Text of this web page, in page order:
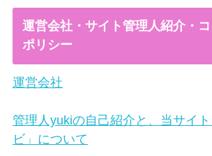
運営会社・サイト管理人紹介・
ポリシー
運営会社
管理人yukiの自己紹介と、当サイ
ビ」について